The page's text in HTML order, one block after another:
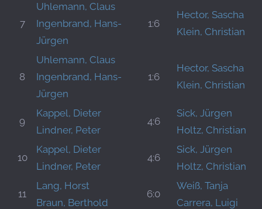
7
Uhlemann, Claus
Ingenbrand, Hans-
Jürgen
1:6
Hector, Sascha
Klein, Christian
8
Uhlemann, Claus
Ingenbrand, Hans-
Jürgen
1:6
Hector, Sascha
Klein, Christian
9
Kappel, Dieter
Lindner, Peter
4:6
Sick, Jürgen
Holtz, Christian
10
Kappel, Dieter
Lindner, Peter
4:6
Sick, Jürgen
Holtz, Christian
11
Lang, Horst
Braun, Berthold
6:0
Weiß, Tanja
Carrera, Luigi